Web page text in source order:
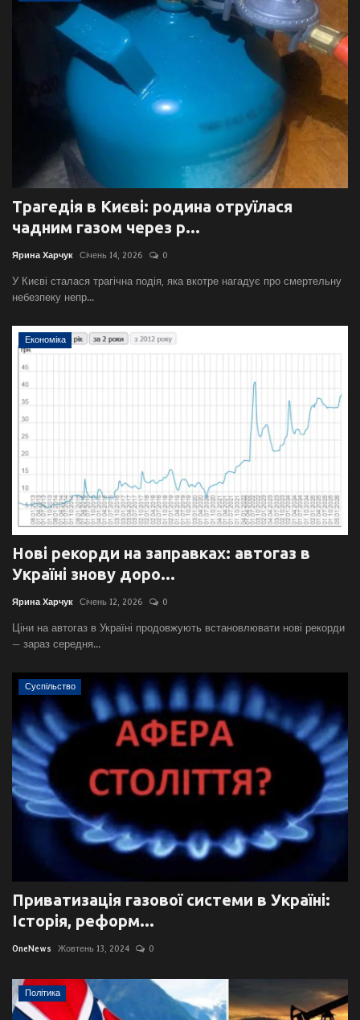
Трагедія в Києві: родина отруїлася
чадним газом через р...
Ярина Харчук Січень 14, 2026 0
У Києві сталася трагічна подія, яка вкотре нагадує про смертельну
небезпеку непр...
Економіка
Нові рекорди на заправках: автогаз в
Україні знову доро...
Ярина Харчук Січень 12, 2026 0
Ціни на автогаз в Україні продовжують встановлювати нові рекорди
— зараз середня...
Суспільство
Приватизація газової системи в Україні:
Історія, реформ...
OneNews Жовтень 13, 2024 0
Політика